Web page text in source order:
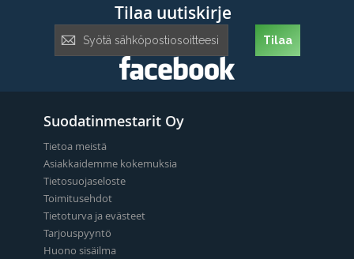
Tilaa uutiskirje
uutiskirje:
Tilaa
Suodatinmestarit Oy
Tietoa meistä
Asiakkaidemme kokemuksia
Tietosuojaseloste
Toimitusehdot
Tietoturva ja evästeet
Tarjouspyyntö
Huono sisäilma